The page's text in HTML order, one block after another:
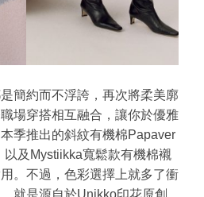
簡約而不浮誇，再次將柔美廓
場穿搭相互融合，讓你於優雅
季推出的斜紋有機棉Papaver
及Mystiikka寬鬆款有機棉襯
。不過，色彩選擇上就多了衝